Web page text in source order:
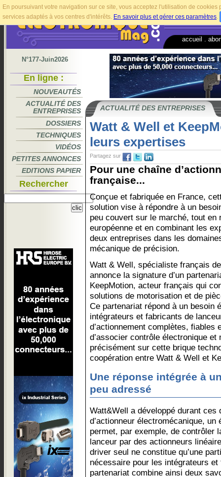
En poursuivant votre navigation sur ce site, vous acceptez l'utilisation de
services adaptés à vos centres d'intérêts. En savoir plus et gérer ces paramètres.
accueil
N°177-Juin2026
En ligne :
NOUVEAUTÉS
ACTUALITÉ DES
ENTREPRISES
DOSSIERS
TECHNIQUES
VIDÉOS
PETITES ANNONCES
EDITIONS PAPIER
Rechercher
ACTUALITÉ DES ENTREPRISES
Watt & Well et
leurs expertises
Partagez sur
Pour une chaîne
française...
Conçue et fabriquée en France,
solution vise à répondre à un
peu couvert sur le marché, tout en
européenne et en combinant les
deux entreprises dans les
mécanique de précision.
Watt & Well, spécialiste français
annonce la signature d’un
KeepMotion, acteur français qui
solutions de motorisation et de
Ce partenariat répond à un besoin
intégrateurs et fabricants de
d’actionnement complètes, fiables
d’associer contrôle électronique et
précisément sur cette brique
coopération entre Watt & Well et
Une réponse intégrée à
peu adressé
Watt&Well a développé durant
d’actionneur électromécanique,
permet, par exemple, de contrôler
lanceur par des actionneurs
driver seul ne constitue qu’une
nécessaire pour les intégrateurs
partenariat combine ainsi deux